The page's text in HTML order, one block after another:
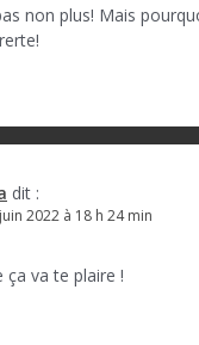
non plus! Mais
dit :
2022 à 18 h 24 min
ça va te plaire !